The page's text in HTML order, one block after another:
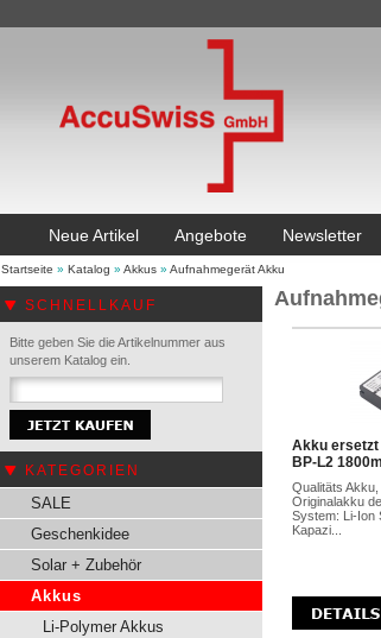
Neue Artikel Angebote Newsletter
Startseite » Katalog » Akkus » Aufnahmegerät Akku
SCHNELLKAUF
Bitte geben Sie die Artikelnummer aus
unserem Katalog ein.
KATEGORIEN
SALE
Geschenkidee
Solar + Zubehör
Akkus
Li-Polymer Akkus
Akku ersetzt
BP-L2
Qualitäts
Originalakku
System: Li-Ion
Kapazi...